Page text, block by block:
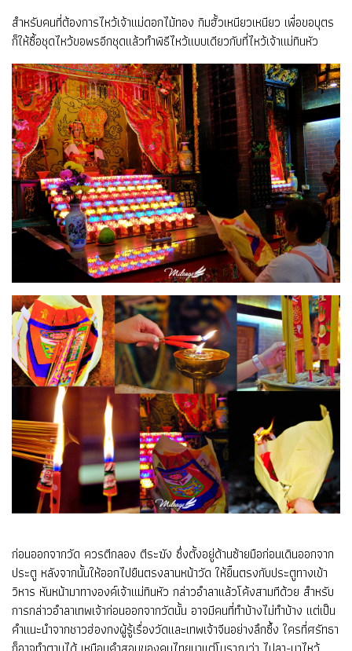
สำหรับคนที่ต้องการไหว้เจ้าแม่ดอกไม้ทอง กิมฮั้วเหนียวเหนียว เพื่อขอบุตร
ก็ให้ซื้อชุดไหว้ขอพรอีกชุดแล้วทำพิธีไหว้แบบเดียวกับที่ไหว้เจ้าแม่ทินหัว
ก่อนออกจากวัด ควรตีกลอง ตีระฆัง ซึ่งตั้งอยู่ด้านซ้ายมือก่อนเดินออกจาก
ประตู หลังจากนั้นให้ออกไปยืนตรงลานหน้าวัด ให้ยิืนตรงกับประตูทางเข้า
วิหาร หันหน้ามาทางองค์เจ้าแม่ทินหัว กล่าวอำลาแล้วโค้งสามทีด้วย สำหรับ
การกล่าวอำลาเทพเจ้าก่อนออกจากวัดนั้น อาจมีคนที่ทำบ้างไม่ทำบ้าง แต่เป็น
คำแนะนำจากชาวฮ่องกงผู้รู้เรื่องวัดและเทพเจ้าจีนอย่างลึกซึ้ง ใครที่ศรัทธา